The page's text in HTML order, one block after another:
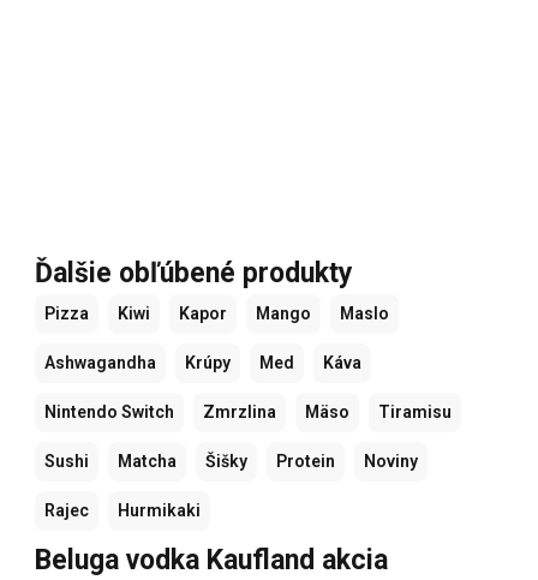
Ďalšie obľúbené produkty
Pizza Kiwi Kapor Mango Maslo
Ashwagandha Krúpy Med Káva
Nintendo Switch Zmrzlina Mäso Tiramisu
Sushi Matcha Šišky Protein Noviny
Rajec Hurmikaki
Beluga vodka Kaufland akcia